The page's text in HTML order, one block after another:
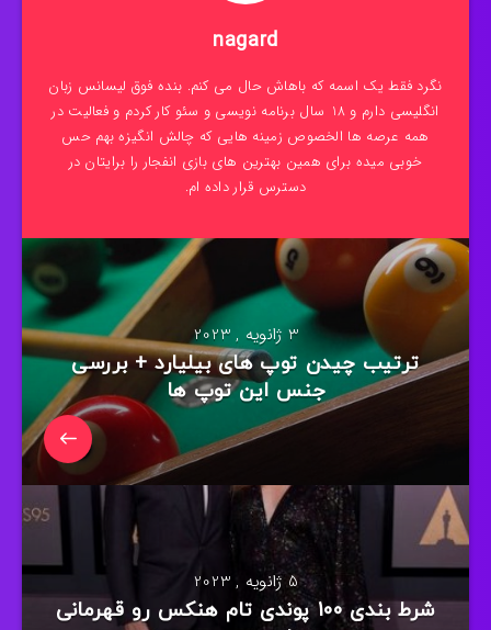
nagard
نگرد فقط یک اسمه که باهاش حال می کنم. بنده فوق لیسانس زبان
انگلیسی دارم و 18 سال برنامه نویسی و سئو کار کردم و فعالیت در
همه عرصه ها الخصوص زمینه هایی که چالش انگیزه بهم حس
خوبی میده برای همین بهترین های بازی انفجار را برایتان در
دسترس قرار داده ام.
3 ژانویه , 2023
ترتیب چیدن توپ های بیلیارد + بررسی
جنس این توپ ها
5 ژانویه , 2023
شرط بندی 100 پوندی تام هنکس رو قهرمانی